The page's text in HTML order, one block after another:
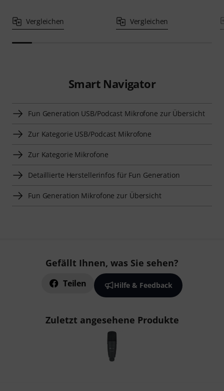
Vergleichen Vergleichen
Smart Navigator
Fun Generation USB/Podcast Mikrofone zur Übersicht
Zur Kategorie USB/Podcast Mikrofone
Zur Kategorie Mikrofone
Detaillierte Herstellerinfos für Fun Generation
Fun Generation Mikrofone zur Übersicht
Gefällt Ihnen, was Sie sehen?
Teilen Hilfe & Feedback
Zuletzt angesehene Produkte